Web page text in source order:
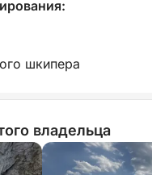
шкипера
владельца